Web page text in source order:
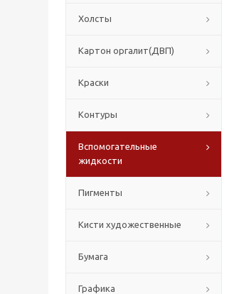
Холсты
Картон оргалит(ДВП)
Краски
Контуры
Вспомогательные
жидкости
Пигменты
Кисти художественные
Бумага
Графика